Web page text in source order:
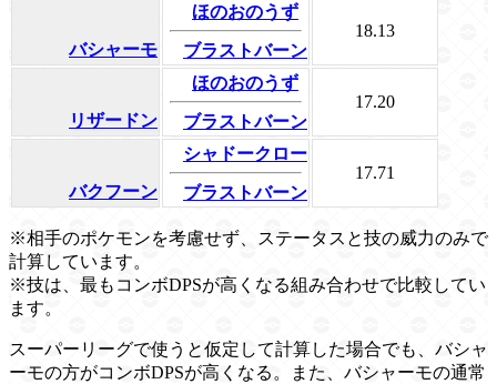
バシャーモ
ほのおのうず
ブラストバーン
18.13
リザードン
ほのおのうず
ブラストバーン
17.20
バクフーン
シャドークロー
ブラストバーン
17.71
※相手のポケモンを考慮せず、ステータスと技の威力のみで
計算しています。
※技は、最もコンボDPSが高くなる組み合わせで比較してい
ます。
スーパーリーグで使うと仮定して計算した場合でも、バシャ
ーモの方がコンボDPSが高くなる。また、バシャーモの通常